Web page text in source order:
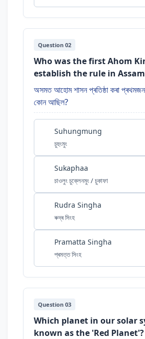
Question 02
Who was the first Ahom
establish the rule in
অসমত আহোম শাসন প্ৰতিষ্ঠা কৰা
কোন আছিল?
Suhungmung
চুহুংমুং
Sukaphaa
চাওলুং চুক্লেনমুং / চুকাফা
Rudra Singha
ৰুদ্ৰ সিংহ
Pramatta Singha
প্ৰমত্ত সিংহ
Question 03
Which planet in our solar
known as the 'Red Planet'?